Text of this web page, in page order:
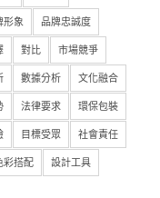
形象 品牌忠誠度
對比 市場競爭
數據分析 文化融合
法律要求 環保包裝
目標受眾 社會責任
彩搭配 設計工具